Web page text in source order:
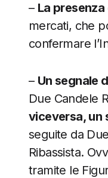
– La presenza
mercati, che
confermare
– Un segnale
Due Candele
viceversa, un
seguite da
Ribassista.
tramite le